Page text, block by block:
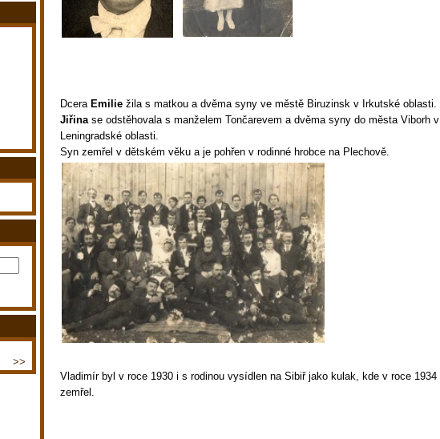
Dcera Emilie žila s matkou a dvěma syny ve městě Biruzinsk v Irkutské oblasti.
Jiřinase odstěhovala s manželem Tončarevem a dvěma syny do města Viborh v
Leningradské oblasti.
Syn zemřel v dětském věku a je pohřen v rodinné hrobce na Plechově.
Vladimír byl v roce 1930 i s rodinou vysídlen na Sibiř jako kulak, kde v roce 1934
zemřel.
>>